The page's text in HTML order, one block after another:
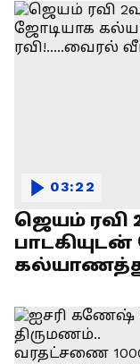
ஜெயம் ரவி
03:22